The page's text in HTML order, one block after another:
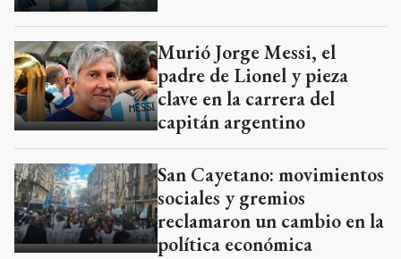
Murió Jorge Messi, el
padre de Lionel y pieza
clave en la carrera del
capitán argentino
San Cayetano: movimientos
sociales y gremios
reclamaron un cambio en la
política económica